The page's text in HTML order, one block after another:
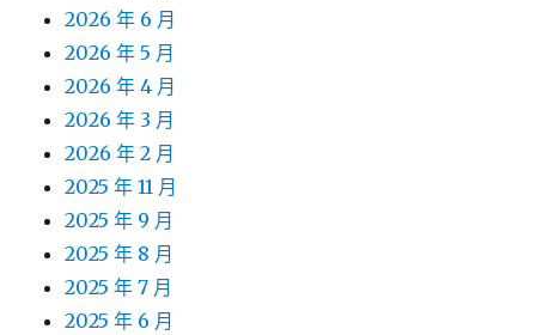
2026 年 6 月
2026 年 5 月
2026 年 4 月
2026 年 3 月
2026 年 2 月
2025 年 11 月
2025 年 9 月
2025 年 8 月
2025 年 7 月
2025 年 6 月